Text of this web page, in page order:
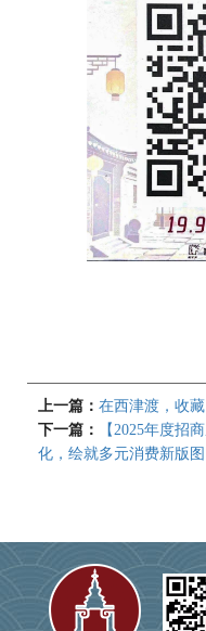
上一篇： 在西津渡，收
下一篇：
【2025年度招
化，绘就多元消费新版图